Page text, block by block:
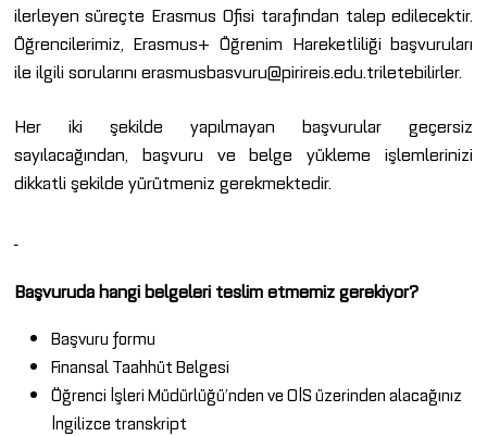
ilerleyen süreçte Erasmus Ofisi tarafından talep edilecektir.
Öğrencilerimiz, Erasmus+ Öğrenim Hareketliliği başvuruları
ile ilgili sorularını erasmusbasvuru@pirireis.edu.triletebilirler.
Her iki şekilde yapılmayan başvurular geçersiz
sayılacağından, başvuru ve belge yükleme işlemlerinizi
dikkatli şekilde yürütmeniz gerekmektedir.
Başvuruda hangi belgeleri teslim etmemiz gerekiyor?
Başvuru formu
Finansal Taahhüt Belgesi
Öğrenci İşleri Müdürlüğü’nden ve OİS üzerinden alacağınız
İngilizce transkript